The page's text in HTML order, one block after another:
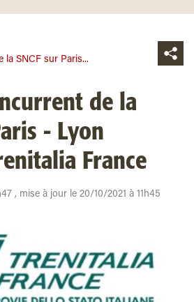
la SNCF sur Paris...
de la
- Lyon
France
, mise à jour le 20/10/2021 à 11h45